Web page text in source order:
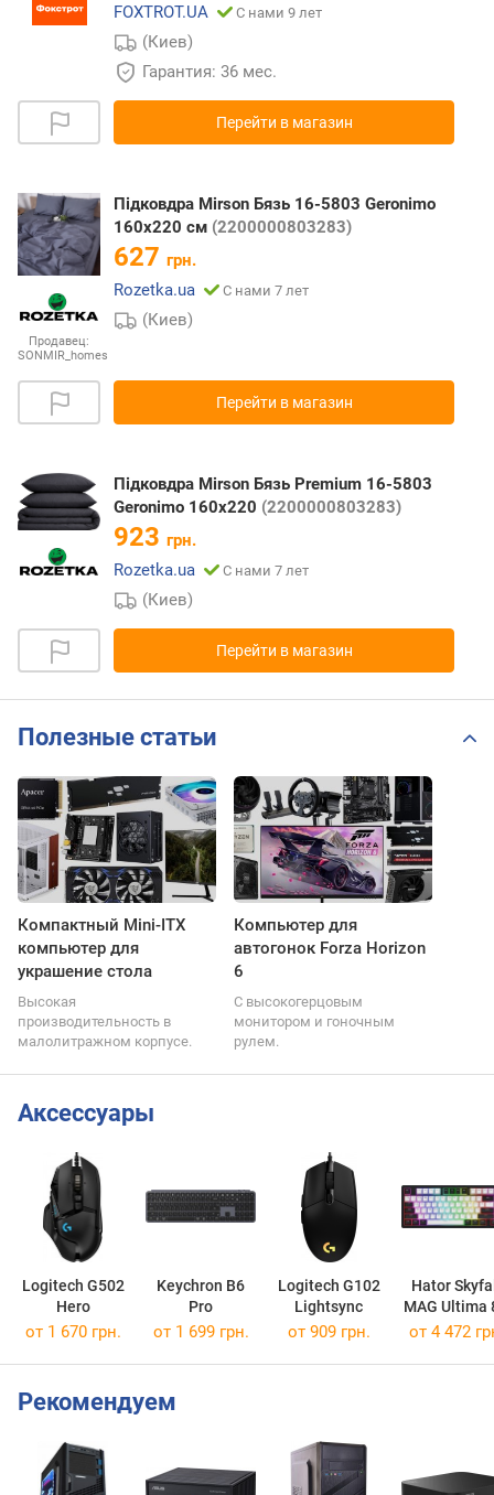
FOXTROT.UA
С нами 9 лет
(Киев)
Гарантия: 36 мес.
Перейти в магазин
Продавец:
SONMIR_homes
Підковдра Mirson Бязь 16-5803 Geronimo
160x220 см (2200000803283)
627 грн.
Rozetka.ua
С нами 7 лет
(Киев)
Перейти в магазин
Підковдра Mirson Бязь Premium 16-5803
Geronimo 160х220 (2200000803283)
923 грн.
Rozetka.ua
С нами 7 лет
(Киев)
Перейти в магазин
Полезные статьи
Компактный Mini-ITX
компьютер для
украшение стола
Высокая
производительность в
малолитражном корпусе.
Компьютер для
автогонок Forza Horizon
6
С высокогерцовым
монитором и гоночным
рулем.
Аксессуары
Logitech G502
Hero
Keychron B6
Pro
Logitech G102
Lightsync
Hator
MAG Ultima
80
от 1 670 грн. от 1 699 грн. от 909 грн. от 4 472
Рекомендуем